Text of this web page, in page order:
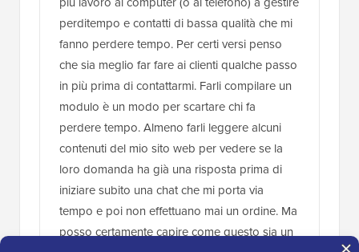
perditempo e contatti di bassa qualità che mi
fanno perdere tempo. Per certi versi penso
che sia meglio far fare ai clienti qualche passo
in più prima di contattarmi. Farli compilare un
modulo è un modo per scartare chi fa
perdere tempo. Almeno farli leggere alcuni
contenuti del mio sito web per vedere se la
loro domanda ha già una risposta prima di
iniziare subito una chat che mi porta via
tempo e poi non effettuano mai un ordine. Ma
posso certamente capire come questo sia un